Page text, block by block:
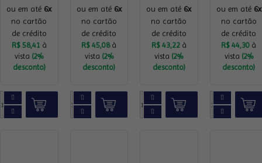
ou em até 6x
no cartão
de crédito
R$ 58,41 à
vista (2%
desconto)
ou em até 6x
no cartão
de crédito
R$ 45,08à
vista (2%
desconto)
ou em até 6x
no cartão
de crédito
R$ 43,22à
vista (2%
desconto)
ou em até 6x
no cartão
de crédito
R$ 44,30 à
vista (2%
desconto)